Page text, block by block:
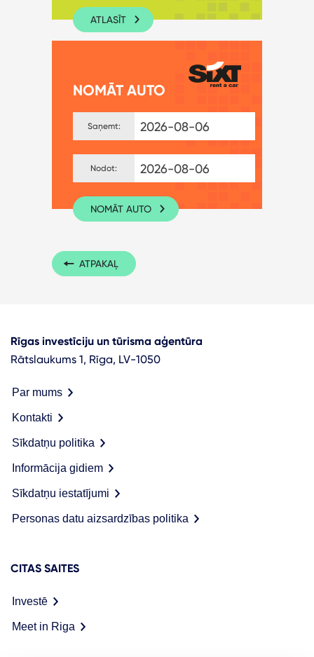
ATLASĪT
NOMĀT AUTO
Saņemt:
Nodot:
NOMĀT AUTO
ATPAKAĻ
Rīgas investīciju un tūrisma aģentūra
Rātslaukums 1, Rīga, LV-1050
Par mums
Kontakti
Sīkdatņu politika
Informācija gidiem
Sīkdatņu iestatījumi
Personas datu aizsardzības politika
CITAS SAITES
Investē
Meet in Riga